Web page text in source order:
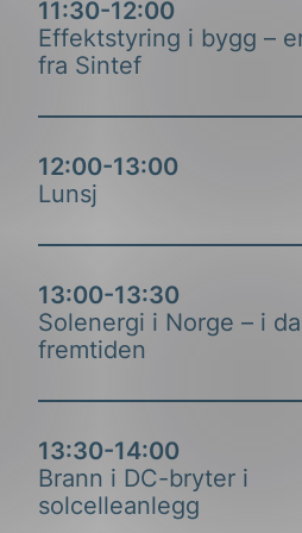
forteller.
Janne Aas-Jakobsen
når kommer egentlig den
ingeniøren? Hvilken rolle vil
spesifikasjoner få når vi skal
11:30-12:00
Effektstyring i bygg –
fra Sintef
12:00-13:00
Lunsj
13:00-13:30
Solenergi i Norge – i
fremtiden
13:30-14:00
Brann i DC-bryter i
solcelleanlegg